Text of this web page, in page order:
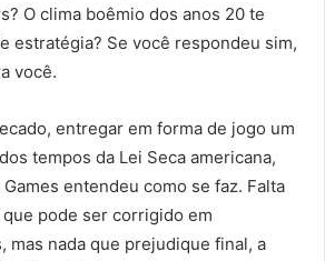
O clima boêmio dos anos 20 te
estratégia? Se você respondeu sim,
você.
entregar em forma de jogo um
tempos da Lei Seca americana,
entendeu como se faz. Falta
pode ser corrigido em
mas nada que prejudique final, a